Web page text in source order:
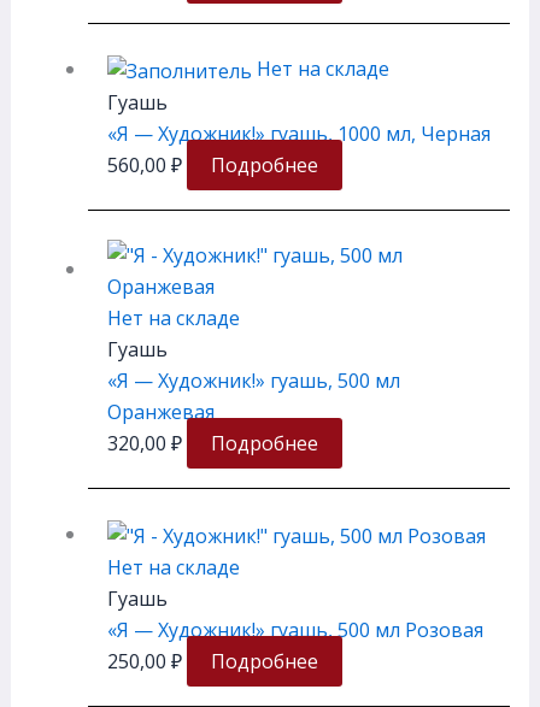
Нет на складе
Гуашь
«Я — Художник!» гуашь, 1000 мл, Черная
560,00 ₽ Подробнее
Нет на складе
Гуашь
«Я — Художник!» гуашь, 500 мл
Оранжевая
320,00 ₽ Подробнее
Нет на складе
Гуашь
«Я — Художник!» гуашь, 500 мл Розовая
250,00 ₽ Подробнее